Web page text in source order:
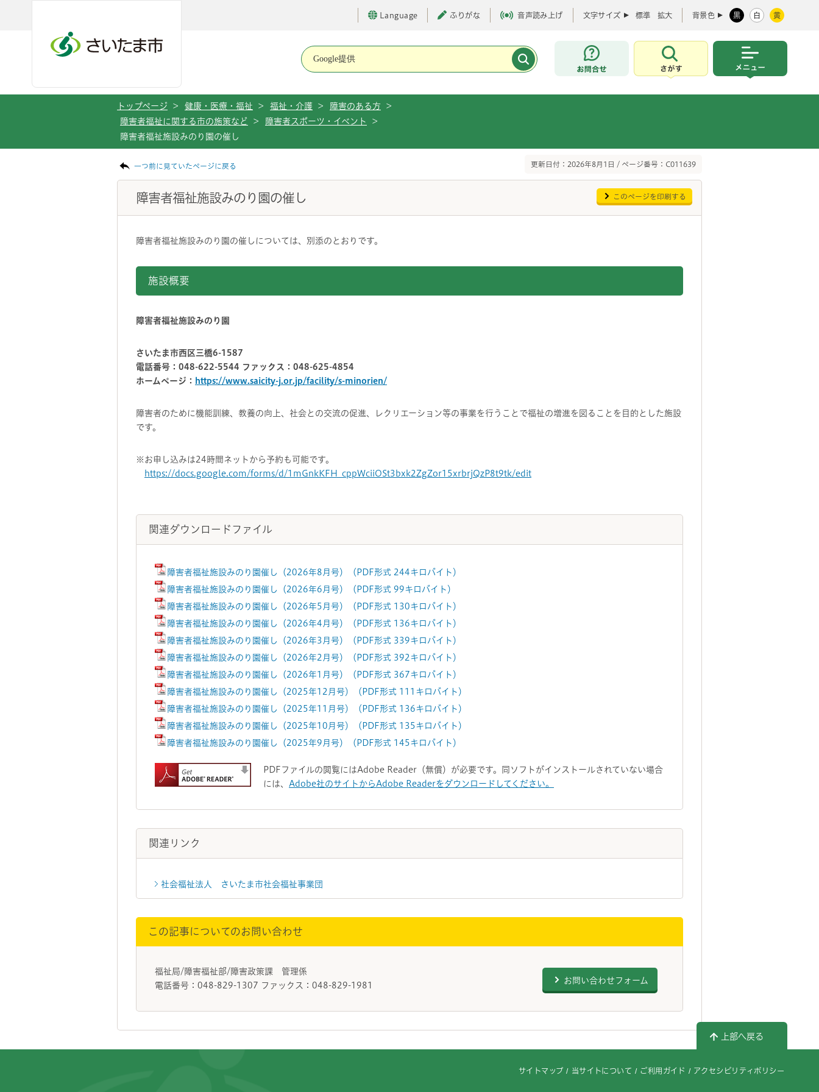
Language ふりがな 音声読み上げ 文字サイズ 標準 拡大 背景色 黒 白 黄
お問合せ
さがす
トップページ > 健康・医療・福祉 > 福祉・介護 > 障害のある方
>
障害者福祉に関する市の施策など
> 障害者スポーツ・イベント
>
障害者福祉施設みのり園の催し
一つ前に見ていたページに戻る 更新日付：2026年8月1日 / ページ番号：C011639
障害者福祉施設みのり園の催し このページを印刷する
障害者福祉施設みのり園の催しについては、別添のとおりです。
施設概要
障害者福祉施設みのり園
さいたま市西区三橋6-1587
電話番号：048-622-5544 ファックス：048-625-4854
ホームページ：
https://www.saicity-j.or.jp/facility/s-minorien/
障害者のために機能訓練、教養の向上、社会との交流の促進、レクリエーション等の事業を行うことで福祉の増進を図ることを目的とした施設
です。
※お申し込みは24時間ネットから予約も可能です。
https://docs.google.com/forms/d/1mGnkKFH_cppWciiOSt3bxk2ZgZor15xrbrjQzP8t9tk/edit
関連ダウンロードファイル
障害者福祉施設みのり園催し（2026年8月号）（PDF形式 244キロバイト）
障害者福祉施設みのり園催し（2026年6月号）（PDF形式 99キロバイト）
障害者福祉施設みのり園催し（2026年5月号）（PDF形式 130キロバイト）
障害者福祉施設みのり園催し（2026年4月号）（PDF形式 136キロバイト）
障害者福祉施設みのり園催し（2026年3月号）（PDF形式 339キロバイト）
障害者福祉施設みのり園催し（2026年2月号）（PDF形式 392キロバイト）
障害者福祉施設みのり園催し（2026年1月号）（PDF形式 367キロバイト）
障害者福祉施設みのり園催し（2025年12月号）（PDF形式 111キロバイト）
障害者福祉施設みのり園催し（2025年11月号）（PDF形式 136キロバイト）
障害者福祉施設みのり園催し（2025年10月号）（PDF形式 135キロバイト）
障害者福祉施設みのり園催し（2025年9月号）（PDF形式 145キロバイト）
PDFファイルの閲覧にはAdobe Reader（無償）が必要です。同ソフトがインストールされていない場合
には、 Adobe社のサイトからAdobe Readerをダウンロードしてください。
関連リンク
社会福祉法人 さいたま市社会福祉事業団
この記事についてのお問い合わせ
福祉局/障害福祉部/障害政策課 管理係
電話番号：048-829-1307 ファックス：048-829-1981
お問い合わせフォーム
上部へ戻る
サイトマップ 当サイトについて ご利用ガイド アクセシビリティポリシー